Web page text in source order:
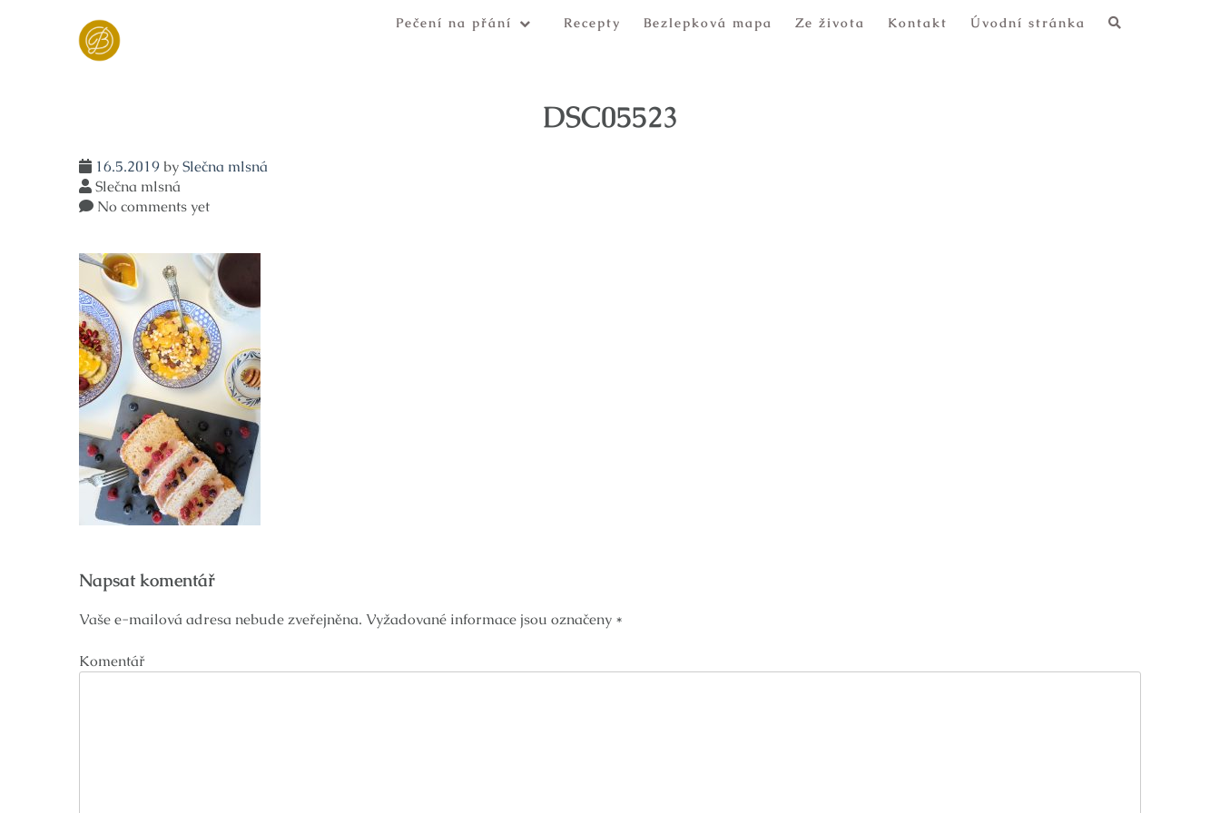
Pečení na přání Recepty Bezlepková mapa Ze života Kontakt Úvodní stránka
DSC05523
16.5.2019bySlečna mlsná
Slečna mlsná
No comments yet
pro
příspěvek
Napsat komentář
Vaše e-mailová adresa nebude zveřejněna. Vyžadované informace jsou označeny *
Komentář